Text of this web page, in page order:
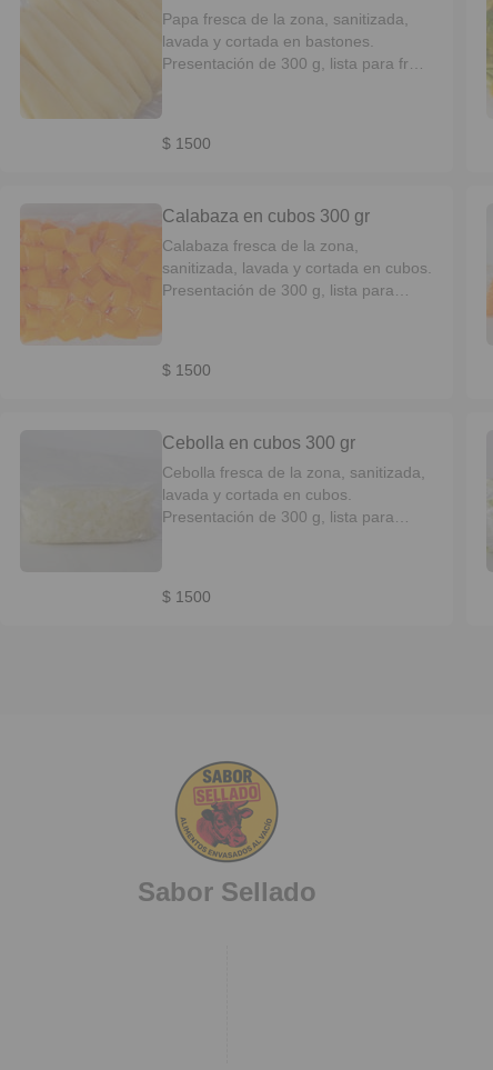
Papa fresca de la zona, sanitizada,
lavada y cortada en bastones.
Presentación de 300 g, lista para freír,
$ 1500
Calabaza en cubos 300 gr
Calabaza fresca de la zona,
sanitizada, lavada y cortada en cubos.
Presentación de 300 g, lista para
$ 1500
Cebolla en cubos 300 gr
Cebolla fresca de la zona, sanitizada,
lavada y cortada en cubos.
Presentación de 300 g, lista para
$ 1500
Sabor Sellado